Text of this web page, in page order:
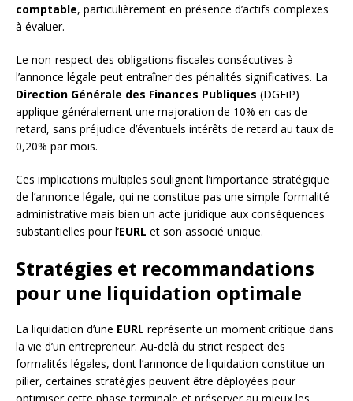
comptable, particulièrement en présence d’actifs complexes
à évaluer.
Le non-respect des obligations fiscales consécutives à
l’annonce légale peut entraîner des pénalités significatives. La
Direction Générale des Finances Publiques (DGFiP)
applique généralement une majoration de 10% en cas de
retard, sans préjudice d’éventuels intérêts de retard au taux de
0,20% par mois.
Ces implications multiples soulignent l’importance stratégique
de l’annonce légale, qui ne constitue pas une simple formalité
administrative mais bien un acte juridique aux conséquences
substantielles pour l’EURL et son associé unique.
Stratégies et recommandations
pour une liquidation optimale
La liquidation d’une EURL représente un moment critique dans
la vie d’un entrepreneur. Au-delà du strict respect des
formalités légales, dont l’annonce de liquidation constitue un
pilier, certaines stratégies peuvent être déployées pour